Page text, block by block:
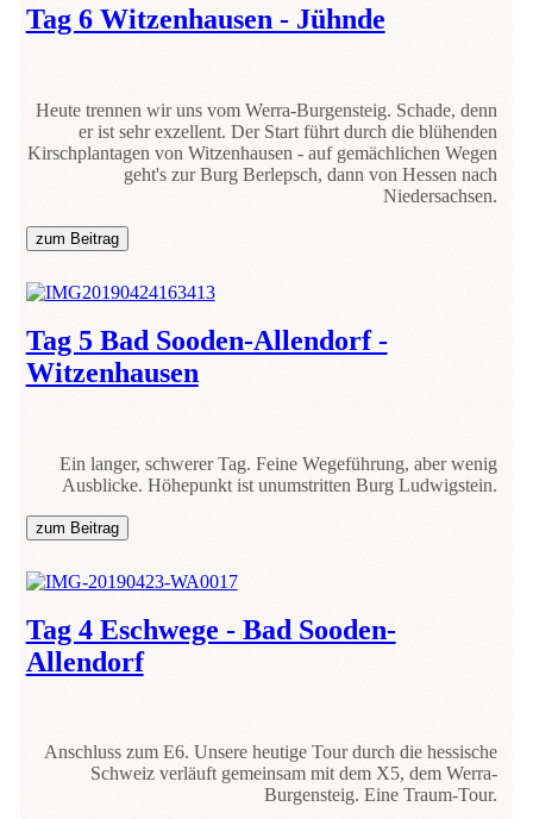
Tag 6 Witzenhausen - Jühnde
Heute trennen wir uns vom Werra-Burgensteig. Schade, denn
er ist sehr exzellent. Der Start führt durch die blühenden
Kirschplantagen von Witzenhausen - auf gemächlichen Wegen
geht's zur Burg Berlepsch, dann von Hessen nach
Niedersachsen.
zum Beitrag
Tag 5 Bad Sooden-Allendorf -
Witzenhausen
Ein langer, schwerer Tag. Feine Wegeführung, aber wenig
Ausblicke. Höhepunkt ist unumstritten Burg Ludwigstein.
zum Beitrag
Tag 4 Eschwege - Bad Sooden-
Allendorf
Anschluss zum E6. Unsere heutige Tour durch die hessische
Schweiz verläuft gemeinsam mit dem X5, dem Werra-
Burgensteig. Eine Traum-Tour.